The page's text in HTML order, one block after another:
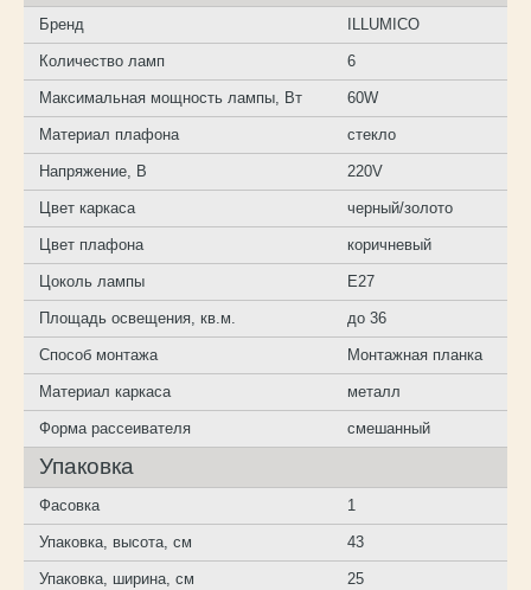
Бренд ILLUMICO
Количество ламп 6
Максимальная мощность лампы, Вт 60W
Материал плафона стекло
Напряжение, В 220V
Цвет каркаса черный/золото
Цвет плафона коричневый
Цоколь лампы E27
Площадь освещения, кв.м. до 36
Способ монтажа Монтажная планка
Материал каркаса металл
Форма рассеивателя смешанный
Упаковка
Фасовка 1
Упаковка, высота, см 43
Упаковка, ширина, см 25